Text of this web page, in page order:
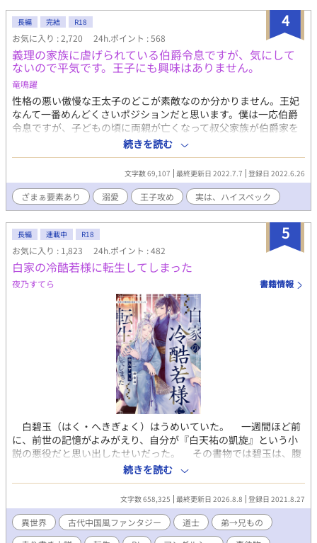
た家族を捨て、新たな家族と幸せになる！ ★注意★ 初の作品で
す。ご容赦くださいませ💦 ご都合主義。基本的にチート溺愛で
す。ざまぁは軽め。 ひたすら主人公かわいいです。苦手な方はそ
っ閉じを！ 感想などコメント、イイネ、エール頂ければ作者モチ
ベが上がります♡
4
長編 完結 R18
お気に入り : 2,720 24h.ポイント : 568
義理の家族に虐げられている伯爵令息ですが、気にして
ないので平気です。王子にも興味はありません。
竜鳴躍
性格の悪い傲慢な王太子のどこが素敵なのか分かりません。王妃
なんて一番めんどくさいポジションだと思います。僕は一応伯爵
令息ですが、子どもの頃に両親が亡くなって叔父家族が伯爵家を
相続したので、居候のようなものです。 あれこれめんどくさいで
す。 学校も身づくろいも適当でいいんです。僕は、僕の才能を使
いたい人のために使います。 冴えない取り柄もないと思っていた
主人公が、実は…。 主人公は虐げる人の知らないところで輝いて
います。 全てを知って後悔するのは…。 ☆2022年６月29日 BL
１位ありがとうございます！一瞬でも嬉しいです！ ☆2,022年7月
7日 実は子どもが主人公の話を始めてます。 囚われの親指王子が
瀕死の騎士を助けたら、王子さまでした。
https://www.alphapolis.co.jp/novel/355043923/237646317
続きを読む
文字数 69,107 最終更新日 2022.7.7 登録日 2022.6.26
ざまぁ要素あり 溺愛 王子攻め 実は、ハイスペック
5
長編 連載中 R18
お気に入り : 1,823 24h.ポイント : 482
白家の冷酷若様に転生してしまった
夜乃すてら 書籍情報
白碧玉（はく・へきぎょく）はうめいていた。 一週間ほど前
に、前世の記憶がよみがえり、自分が『白天祐の凱旋』という小
説の悪役だと思い出したせいだった。 その書物では碧玉は、腹
違いの弟・天祐（てんゆう）からうらまれ、生きたまま邪霊の餌
にされて魂ごと消滅させられる。 最悪の事態を回避するため、
厳格な兄に方向転換をこころみる。 いまさら優しくなどできな
いから、冷たい兄のまま、威厳と正しさを武器にしようと思った
のだが……。 兄弟仲が破滅するのを回避すればいいだけなの
に、なぜか天祐は碧玉になつきはじめ……？ ※弟→兄ものです。
続きを読む
文字数 658,325 最終更新日 2026.8.8 登録日 2021.8.27
異世界 古代中国風ファンタジー 道士
弟→兄もの